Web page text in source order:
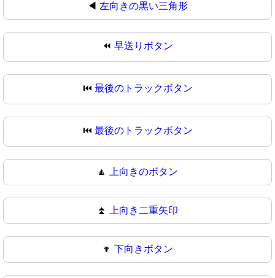
◀ 左向きの黒い三角形
⏪ 早送りボタン
⏮️ 最後のトラックボタン
⏮ 最後のトラックボタン
🔼 上向きのボタン
⏫ 上向き二重矢印
🔽 下向きボタン